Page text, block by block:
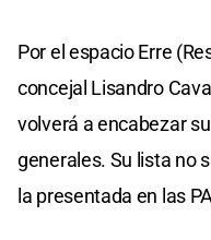
Por el espacio Erre
concejal Lisandro
volverá a encabezar
generales. Su lista no
la presentada en las